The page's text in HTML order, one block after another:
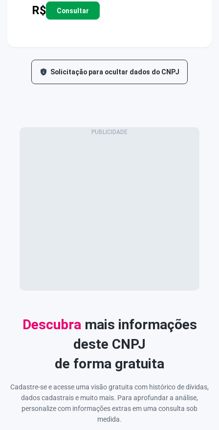
R$ Consultar
Solicitação para ocultar dados do CNPJ
Descubramais informações
deste CNPJ
de forma gratuita
Cadastre-se e acesse uma visão gratuita com histórico de dívidas,
dados cadastrais e muito mais. Para aprofundar a análise,
personalize com informações extras em uma consulta sob
medida.